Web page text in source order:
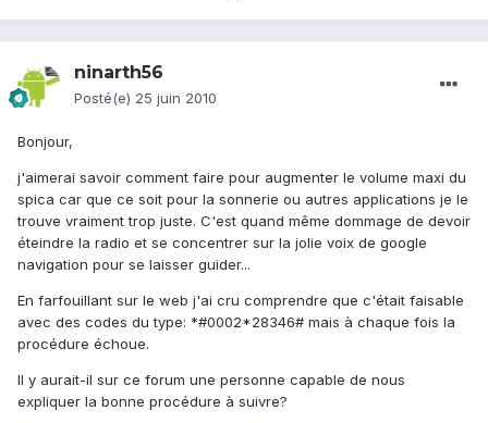
ninarth56
Posté(e) 25 juin 2010
Bonjour,
j'aimerai savoir comment faire pour augmenter le volume maxi du
spica car que ce soit pour la sonnerie ou autres applications je le
trouve vraiment trop juste. C'est quand même dommage de devoir
éteindre la radio et se concentrer sur la jolie voix de google
navigation pour se laisser guider...
En farfouillant sur le web j'ai cru comprendre que c'était faisable
avec des codes du type: *#0002*28346# mais à chaque fois la
procédure échoue.
Il y aurait-il sur ce forum une personne capable de nous
expliquer la bonne procédure à suivre?